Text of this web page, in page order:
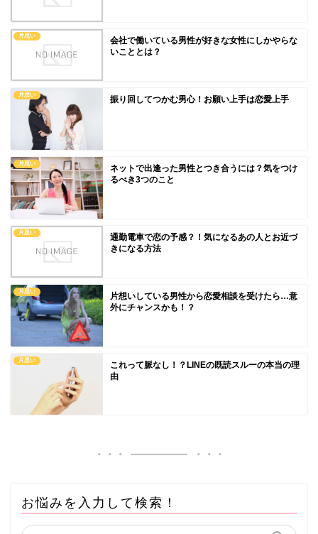
片思い
会社で働いている男性が好きな女性にしかやらな
いこととは？
片思い 振り回してつかむ男心！お願い上手は恋愛上手
片思い
ネットで出逢った男性とつき合うには？気をつけ
るべき3つのこと
片思い
通勤電車で恋の予感？！気になるあの人とお近づ
きになる方法
片思い
片想いしている男性から恋愛相談を受けたら…意
外にチャンスかも！？
片思い
これって脈なし！？LINEの既読スルーの本当の理
由
お悩みを入力して検索！